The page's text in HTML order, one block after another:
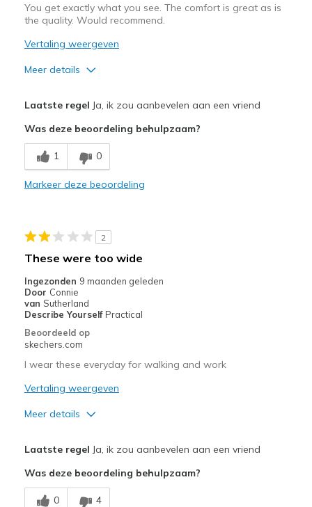
You get exactly what you see. The comfort is great as is
the quality. Would recommend.
Vertaling weergeven
Meer details
Breathe Well
Comfortable
Beste toepassingen
Going Out
Feels true to size
Laatste regel Ja, ik zou aanbevelen aan een vriend
Was deze beoordeling behulpzaam?
1 0
Markeer deze beoordeling
2
These were too wide
Ingezonden 9 maanden geleden
Door Connie
van Sutherland
Describe Yourself Practical
Beoordeeld op
skechers.com
I wear these everyday for walking and work
Vertaling weergeven
Meer details
Durable
Laatste regel Ja, ik zou aanbevelen aan een vriend
Was deze beoordeling behulpzaam?
0 4